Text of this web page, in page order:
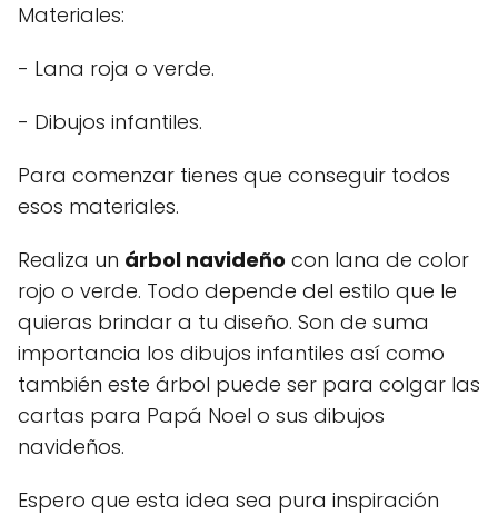
Materiales:
- Lana roja o verde.
- Dibujos infantiles.
Para comenzar tienes que conseguir todos
esos materiales.
Realiza un árbol navideño con lana de color
rojo o verde. Todo depende del estilo que le
quieras brindar a tu diseño. Son de suma
importancia los dibujos infantiles así como
también este árbol puede ser para colgar las
cartas para Papá Noel o sus dibujos
navideños.
Espero que esta idea sea pura inspiración